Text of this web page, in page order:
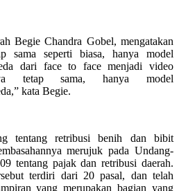
Begie Chandra Gobel, mengatakan
sama seperti biasa, hanya model
dari face to face menjadi video
tetap sama, hanya model
kata Begie.
tentang retribusi benih dan bibit
merujuk pada Undang-
tentang pajak dan retribusi daerah.
terdiri dari 20 pasal, dan telah
yang merupakan bagian yang